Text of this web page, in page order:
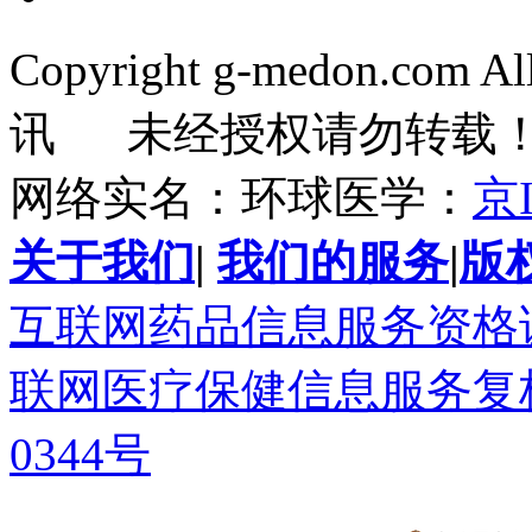
Copyright g-medon.com
讯 未经授权请勿转载
网络实名：环球医学： 京
关于我们 | 我们的服务|版
互联网药品信息服务资
联网医疗保健信息服务
0344号